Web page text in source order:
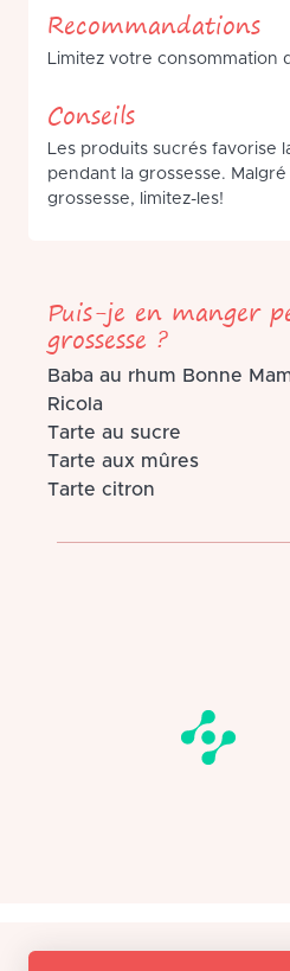
Recommandations
Limitez votre consommation
Conseils
Les produits sucrés favorise
pendant la grossesse.
grossesse, limitez-les!
Puis-je en manger
grossesse ?
Baba au rhum Bonne
Ricola
Tarte au sucre
Tarte aux mûres
Tarte citron